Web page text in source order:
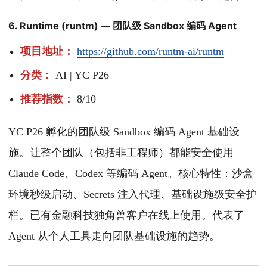
6. Runtime (runtm) — 团队级 Sandbox 编码 Agent
项目地址： https://github.com/runtm-ai/runtm
分类： AI | YC P26
推荐指数： 8/10
YC P26 孵化的团队级 Sandbox 编码 Agent 基础设
施。让整个团队（包括非工程师）都能安全使用
Claude Code、Codex 等编码 Agent。核心特性：沙盒
环境秒级启动、Secrets 注入代理、基础设施级安全护
栏。已有金融科技独角兽客户在线上使用。代表了
Agent 从个人工具走向团队基础设施的趋势。